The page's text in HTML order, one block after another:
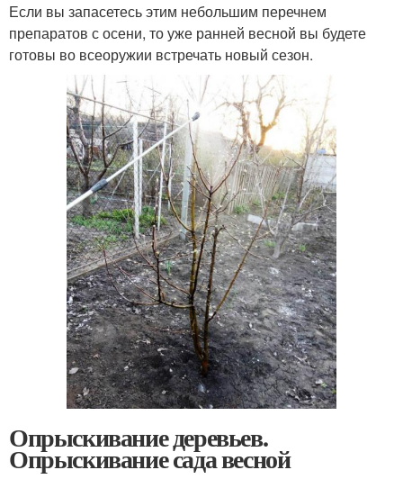
Если вы запасетесь этим небольшим перечнем
препаратов с осени, то уже ранней весной вы будете
готовы во всеоружии встречать новый сезон.
Опрыскивание деревьев.
Опрыскивание сада весной